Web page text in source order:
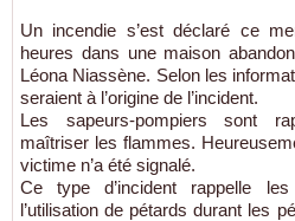
Un incendie s’est déclaré ce
heures dans une maison
Léona Niassène. Selon les
seraient à l’origine de l’incident.
Les sapeurs-pompiers sont
maîtriser les flammes.
victime n’a été signalé.
Ce type d’incident rappelle
l’utilisation de pétards durant les